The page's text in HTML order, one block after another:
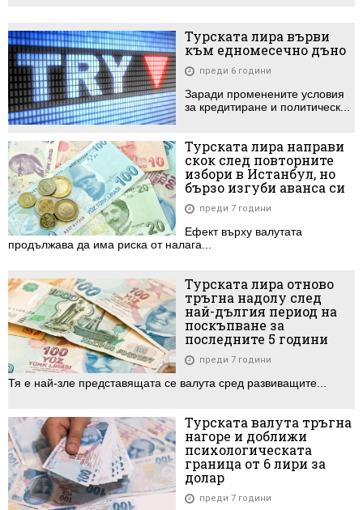
Турската лира върви
към едномесечно дъно
преди 6 години
Заради променените условия
за кредитиране и политическ...
Турската лира направи
скок след повторните
избори в Истанбул, но
бързо изгуби аванса си
преди 7 години
Ефект върху валутата
продължава да има риска от налага...
Турската лира отново
тръгна надолу след
най-дългия период на
поскъпване за
последните 5 години
преди 7 години
Тя е най-зле представящата се валута сред развиващите...
Турската валута тръгна
нагоре и доближи
психологическата
граница от 6 лири за
долар
преди 7 години